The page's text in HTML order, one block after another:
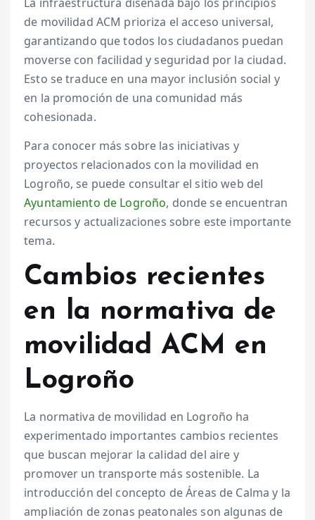
de movilidad ACM prioriza el acceso universal,
garantizando que todos los ciudadanos puedan
moverse con facilidad y seguridad por la ciudad.
Esto se traduce en una mayor inclusión social y
en la promoción de una comunidad más
cohesionada.
Para conocer más sobre las iniciativas y
proyectos relacionados con la movilidad en
Logroño, se puede consultar el sitio web del
Ayuntamiento de Logroño, donde se encuentran
recursos y actualizaciones sobre este importante
tema.
Cambios recientes
en la normativa de
movilidad ACM en
Logroño
La normativa de movilidad en Logroño ha
experimentado importantes cambios recientes
que buscan mejorar la calidad del aire y
promover un transporte más sostenible. La
introducción del concepto de Áreas de Calma y la
ampliación de zonas peatonales son algunas de